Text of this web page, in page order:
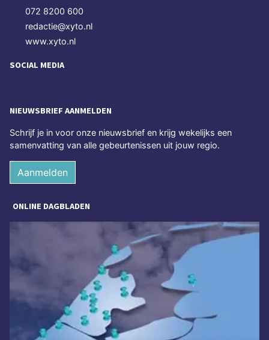
072 8200 600
redactie@xyto.nl
www.xyto.nl
SOCIAL MEDIA
NIEUWSBRIEF AANMELDEN
Schrijf je in voor onze nieuwsbrief en krijg wekelijks een
samenvatting van alle gebeurtenissen uit jouw regio.
Aanmelden
ONLINE DAGBLADEN